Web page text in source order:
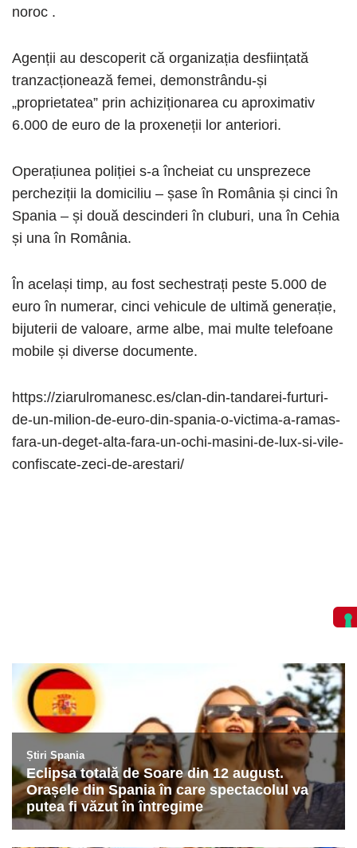
noroc .
Agenții au descoperit că organizația desființată
tranzacționează femei, demonstrându-și
„proprietatea” prin achiziționarea cu aproximativ
6.000 de euro de la proxeneții lor anteriori.
Operațiunea poliției s-a încheiat cu unsprezece
percheziții la domiciliu – șase în România și cinci în
Spania – și două descinderi în cluburi, una în Cehia
și una în România.
În același timp, au fost sechestrați peste 5.000 de
euro în numerar, cinci vehicule de ultimă generație,
bijuterii de valoare, arme albe, mai multe telefoane
mobile și diverse documente.
https://ziarulromanesc.es/clan-din-tandarei-furturi-
de-un-milion-de-euro-din-spania-o-victima-a-ramas-
fara-un-deget-alta-fara-un-ochi-masini-de-lux-si-vile-
confiscate-zeci-de-arestari/